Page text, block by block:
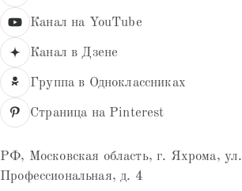
Канал на YouTube
Канал в Дзене
Группа в Одноклассниках
Страница на Pinterest
РФ, Московская область, г. Яхрома, ул.
Профессиональная, д. 4